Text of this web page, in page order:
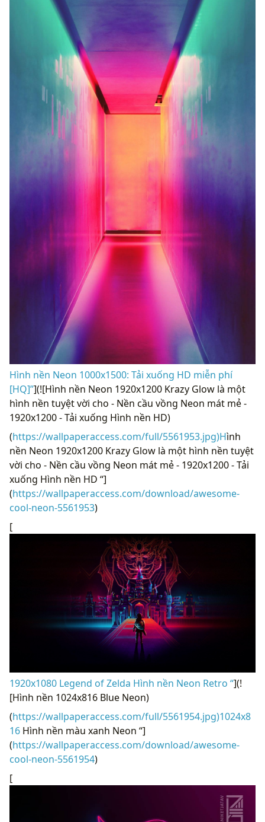
Hình nền Neon 1000x1500: Tải xuống HD miễn phí
[HQ]”](![Hình nền Neon 1920x1200 Krazy Glow là một
hình nền tuyệt vời cho - Nền cầu vồng Neon mát mẻ -
1920x1200 - Tải xuống Hình nền HD)
(https://wallpaperaccess.com/full/5561953.jpg)Hình
nền Neon 1920x1200 Krazy Glow là một hình nền tuyệt
vời cho - Nền cầu vồng Neon mát mẻ - 1920x1200 - Tải
xuống Hình nền HD “]
(https://wallpaperaccess.com/download/awesome-
cool-neon-5561953)
[
1920x1080 Legend of Zelda Hình nền Neon Retro “](!
[Hình nền 1024x816 Blue Neon)
(https://wallpaperaccess.com/full/5561954.jpg)1024x8
16 Hình nền màu xanh Neon “]
(https://wallpaperaccess.com/download/awesome-
cool-neon-5561954)
[